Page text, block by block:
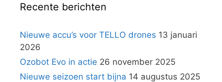
Recente berichten
Nieuwe accu’s voor TELLO drones 13 januari
2026
Ozobot Evo in actie 26 november 2025
Nieuwe seizoen start bijna 14 augustus 2025